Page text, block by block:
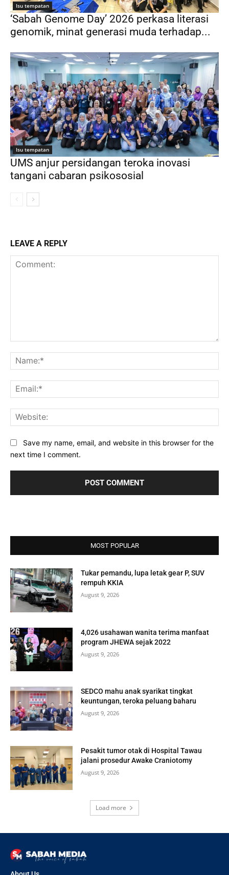
Isu tempatan
‘Sabah Genome Day’ 2026 perkasa literasi
genomik, minat generasi muda terhadap...
Isu tempatan
UMS anjur persidangan teroka inovasi
tangani cabaran psikososial
LEAVE A REPLY
Save my name, email, and website in this browser for the
next time I comment.
MOST POPULAR
Tukar pemandu, lupa letak gear P, SUV
rempuh KKIA
August 9, 2026
4,026 usahawan wanita terima manfaat
program JHEWA sejak 2022
August 9, 2026
SEDCO mahu anak syarikat tingkat
keuntungan, teroka peluang baharu
August 9, 2026
Pesakit tumor otak di Hospital Tawau
jalani prosedur Awake Craniotomy
August 9, 2026
Load more